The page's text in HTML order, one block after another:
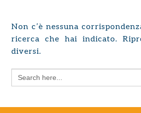
Search
Non c’è nessuna
ricerca che hai indicato.
diversi.
Search
for: